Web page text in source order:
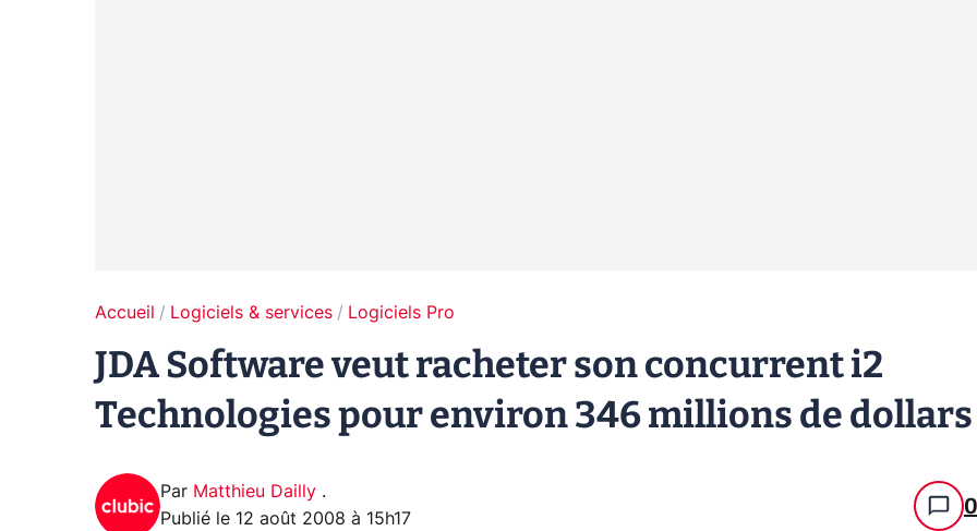
Accueil Logiciels & services Logiciels Pro
JDA Software veut racheter son concurrent i2
Technologies pour environ 346 millions de dollars
Par Matthieu Dailly .
Publié le 12 août 2008 à 15h17 0